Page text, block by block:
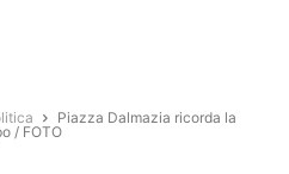
Piazza Dalmazia ricorda la
/ FOTO